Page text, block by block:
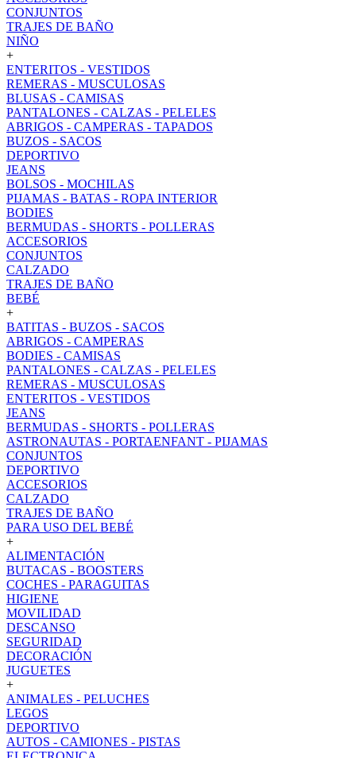
CONJUNTOS
TRAJES DE BAÑO
NIÑO
+
ENTERITOS - VESTIDOS
REMERAS - MUSCULOSAS
BLUSAS - CAMISAS
PANTALONES - CALZAS - PELELES
ABRIGOS - CAMPERAS - TAPADOS
BUZOS - SACOS
DEPORTIVO
JEANS
BOLSOS - MOCHILAS
PIJAMAS - BATAS - ROPA INTERIOR
BODIES
BERMUDAS - SHORTS - POLLERAS
ACCESORIOS
CONJUNTOS
CALZADO
TRAJES DE BAÑO
BEBÉ
+
BATITAS - BUZOS - SACOS
ABRIGOS - CAMPERAS
BODIES - CAMISAS
PANTALONES - CALZAS - PELELES
REMERAS - MUSCULOSAS
ENTERITOS - VESTIDOS
JEANS
BERMUDAS - SHORTS - POLLERAS
ASTRONAUTAS - PORTAENFANT - PIJAMAS
CONJUNTOS
DEPORTIVO
ACCESORIOS
CALZADO
TRAJES DE BAÑO
PARA USO DEL BEBÉ
+
ALIMENTACIÓN
BUTACAS - BOOSTERS
COCHES - PARAGUITAS
HIGIENE
MOVILIDAD
DESCANSO
SEGURIDAD
DECORACIÓN
JUGUETES
+
ANIMALES - PELUCHES
LEGOS
DEPORTIVO
AUTOS - CAMIONES - PISTAS